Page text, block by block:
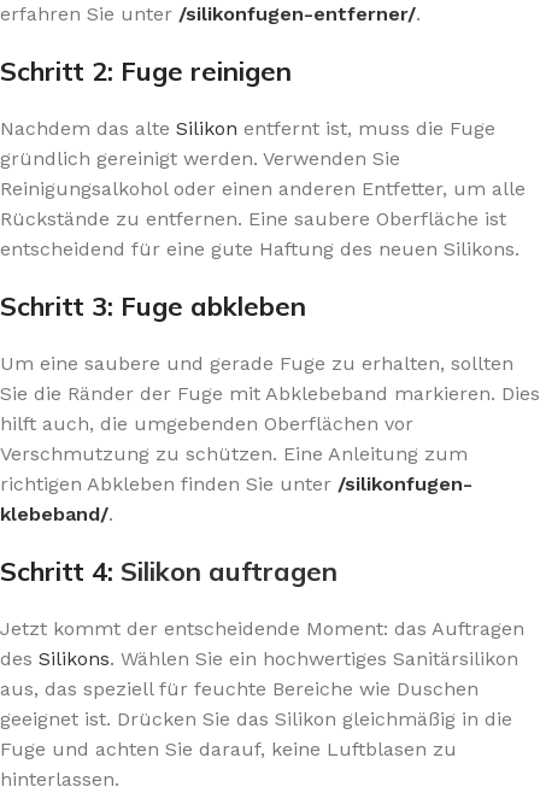
erfahren Sie unter /silikonfugen-entferner/.
Schritt 2: Fuge reinigen
Nachdem das alte Silikon entfernt ist, muss die Fuge
gründlich gereinigt werden. Verwenden Sie
Reinigungsalkohol oder einen anderen Entfetter, um alle
Rückstände zu entfernen. Eine saubere Oberfläche ist
entscheidend für eine gute Haftung des neuen Silikons.
Schritt 3: Fuge abkleben
Um eine saubere und gerade Fuge zu erhalten, sollten
Sie die Ränder der Fuge mit Abklebeband markieren. Dies
hilft auch, die umgebenden Oberflächen vor
Verschmutzung zu schützen. Eine Anleitung zum
richtigen Abkleben finden Sie unter /silikonfugen-
klebeband/.
Schritt 4: Silikon auftragen
Jetzt kommt der entscheidende Moment: das Auftragen
des Silikons. Wählen Sie ein hochwertiges Sanitärsilikon
aus, das speziell für feuchte Bereiche wie Duschen
geeignet ist. Drücken Sie das Silikon gleichmäßig in die
Fuge und achten Sie darauf, keine Luftblasen zu
hinterlassen.